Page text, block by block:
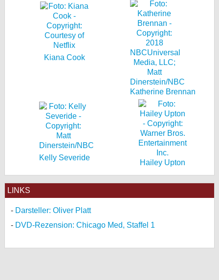
Kiana Cook
Katherine Brennan
Kelly Severide
Hailey Upton
LINKS
Darsteller: Oliver Platt
DVD-Rezension: Chicago Med, Staffel 1